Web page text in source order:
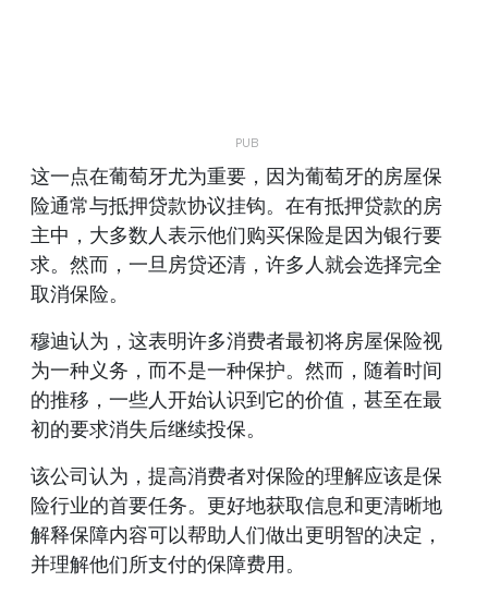
这一点在葡萄牙尤为重要，因为葡萄牙的房屋保
险通常与抵押贷款协议挂钩。在有抵押贷款的房
主中，大多数人表示他们购买保险是因为银行要
求。然而，一旦房贷还清，许多人就会选择完全
取消保险。
穆迪认为，这表明许多消费者最初将房屋保险视
为一种义务，而不是一种保护。然而，随着时间
的推移，一些人开始认识到它的价值，甚至在最
初的要求消失后继续投保。
该公司认为，提高消费者对保险的理解应该是保
险行业的首要任务。更好地获取信息和更清晰地
解释保障内容可以帮助人们做出更明智的决定，
并理解他们所支付的保障费用。